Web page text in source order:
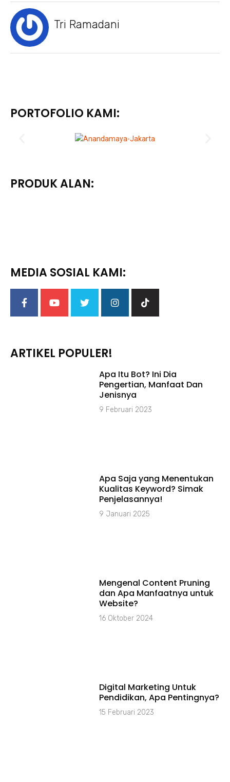
Tri Ramadani
PORTOFOLIO KAMI:
PRODUK ALAN:
MEDIA SOSIAL KAMI:
ARTIKEL POPULER!
Apa Itu Bot? Ini Dia
Pengertian, Manfaat Dan
Jenisnya
9 Februari 2023
Apa Saja yang Menentukan
Kualitas Keyword? Simak
Penjelasannya!
9 Januari 2025
Mengenal Content Pruning
dan Apa Manfaatnya untuk
Website?
16 Oktober 2024
Digital Marketing Untuk
Pendidikan, Apa Pentingnya?
15 Februari 2023